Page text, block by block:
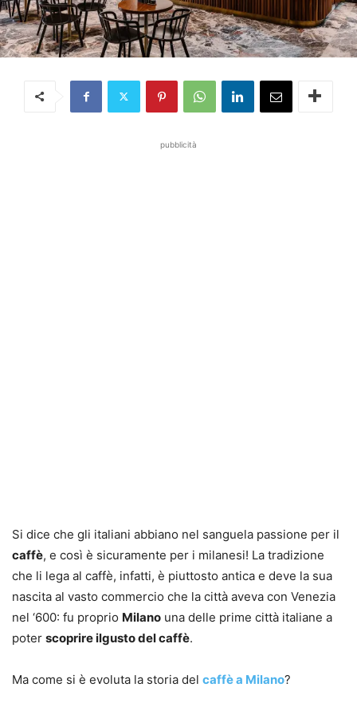
pubblicità
Si dice che gli italiani abbiano nel sanguela passione per il
caffè, e così è sicuramente per i milanesi! La tradizione
che li lega al caffè, infatti, è piuttosto antica e deve la sua
nascita al vasto commercio che la città aveva con Venezia
nel ‘600: fu proprio Milano una delle prime città italiane a
poter scoprire ilgusto del caffè.
Ma come si è evoluta la storia del caffè a Milano?